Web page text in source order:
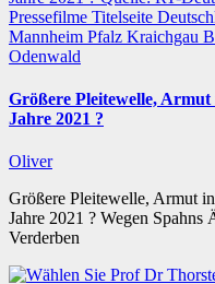
Pressefilme Titelseite
Mannheim Pfalz Kraichgau
Odenwald
Größere Pleitewelle,
Jahre 2021 ?
Oliver
Größere Pleitewelle, Armut
Jahre 2021 ? Wegen
Verderben